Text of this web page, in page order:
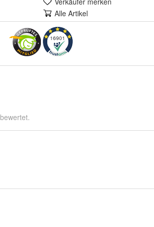
Alle Artikel
16901